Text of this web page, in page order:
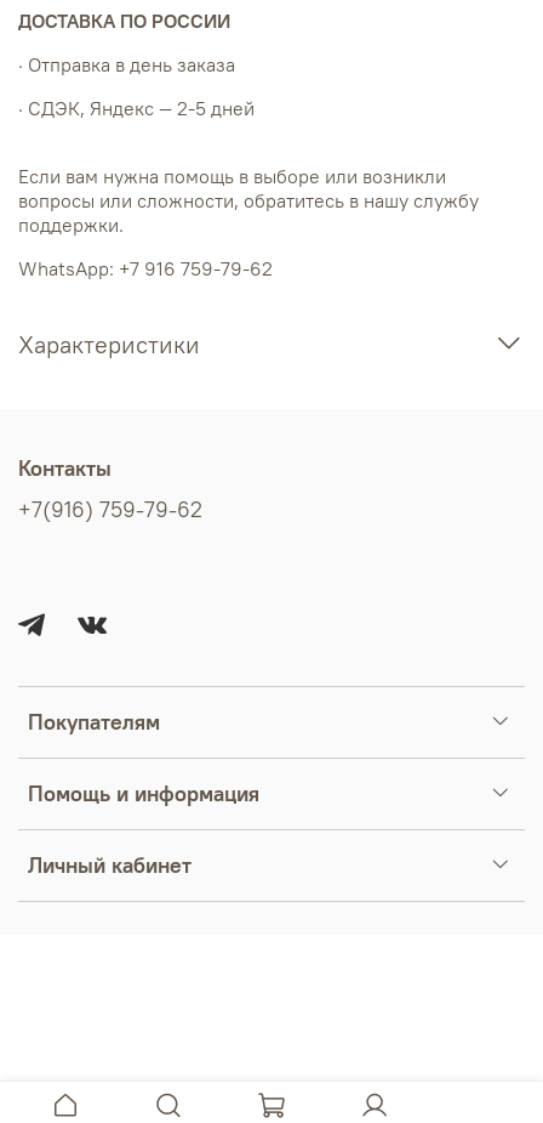
ДОСТАВКА ПО РОССИИ
· Отправка в день заказа
· СДЭК, Яндекс — 2-5 дней
Если вам нужна помощь в выборе или возникли
вопросы или сложности, обратитесь в нашу службу
поддержки.
WhatsApp: +7 916 759-79-62
Характеристики
Покупателям
Помощь и информация
Личный кабинет
Контакты
+7(916) 759-79-62